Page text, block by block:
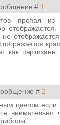
# 1
пропал из
отображается.
как
# 2
цветом если
внимательно